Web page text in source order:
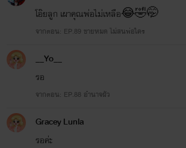
โอ๊ยลูก เผาคุณพ่อไม่เหลือ😂🤣🤭
จากตอน: EP.89 ขายหมด ไม่สนพ่อใคร
__Yo__
รอ
จากตอน: EP.88 อำนาจผัว
Grace​y​ Lunla
รอค่ะ